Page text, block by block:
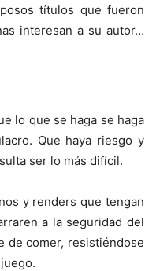
títulos que fueron
interesan a su autor…
lo que se haga se haga
Que haya riesgo y
ser lo más difícil.
y renders que tengan
a la seguridad del
de comer, resistiéndose